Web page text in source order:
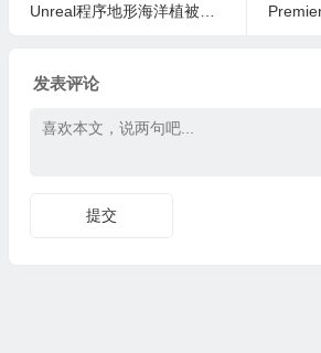
Unreal程序地形海洋植被生成插件 Shader World Plugin v3.9.99 UE5.6
Premiere视频
发表评论